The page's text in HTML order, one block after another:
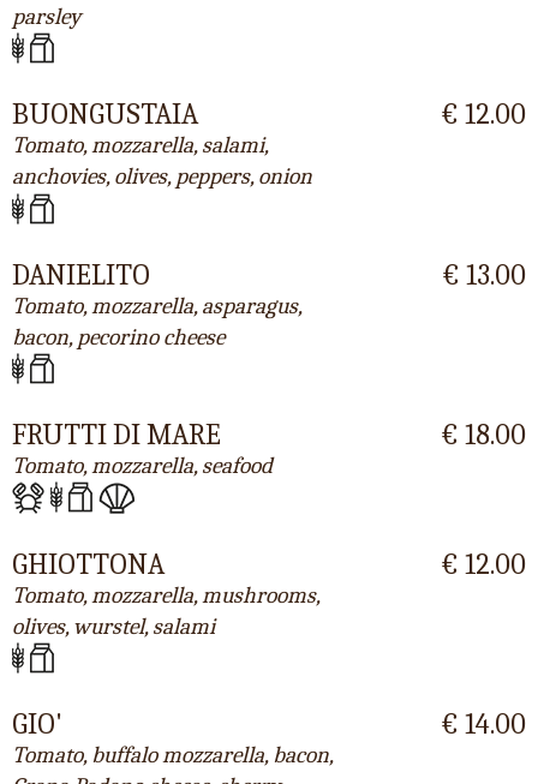
parsley
BUONGUSTAIA
Tomato, mozzarella, salami,
anchovies, olives, peppers, onion
€ 12.00
DANIELITO
Tomato, mozzarella, asparagus,
bacon, pecorino cheese
€ 13.00
FRUTTI DI MARE
Tomato, mozzarella, seafood
€ 18.00
GHIOTTONA
Tomato, mozzarella, mushrooms,
olives, wurstel, salami
€ 12.00
GIO'
Tomato, buffalo mozzarella, bacon,
€ 14.00